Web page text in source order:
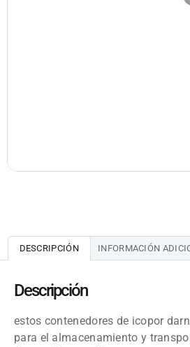
DESCRIPCIÓN INFORMACIÓN
Descripción
estos contenedores de icopor
para el almacenamiento y